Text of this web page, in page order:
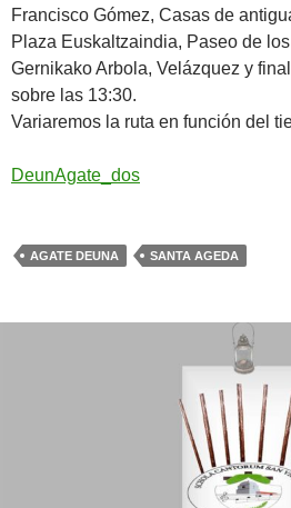
Francisco Gómez, Casas de
Plaza Euskaltzaindia, Paseo de
Gernikako Arbola, Velázquez y
sobre las 13:30.
Variaremos la ruta en función del
DeunAgate_dos
AGATE DEUNA SANTA AGEDA